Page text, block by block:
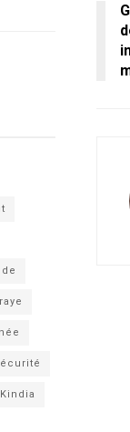
de
Kindia